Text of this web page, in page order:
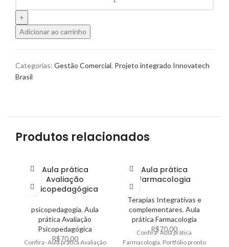
Adicionar ao carrinho
Categorias: Gestão Comercial, Projeto integrado Innovatech
Brasil
Produtos relacionados
Aula prática
Avaliação
Psicopedagógica
psicopedagogia, Aula
prática Avaliação
Psicopedagógica
R$70,00
Confira- Aula prática Avaliação
Aula prática
Farmacologia
Terapias Integrativas e
complementares, Aula
prática Farmacologia
R$70,00
Confira- Aula prática
Farmacologia. Portfólio pronto